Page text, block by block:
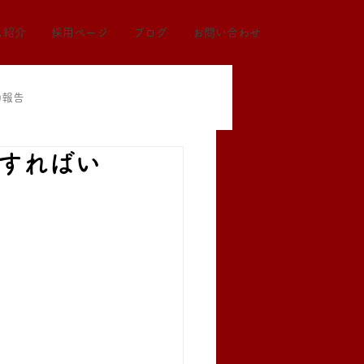
紹介 採用ページ ブログ お問い合わせ
告
ればい